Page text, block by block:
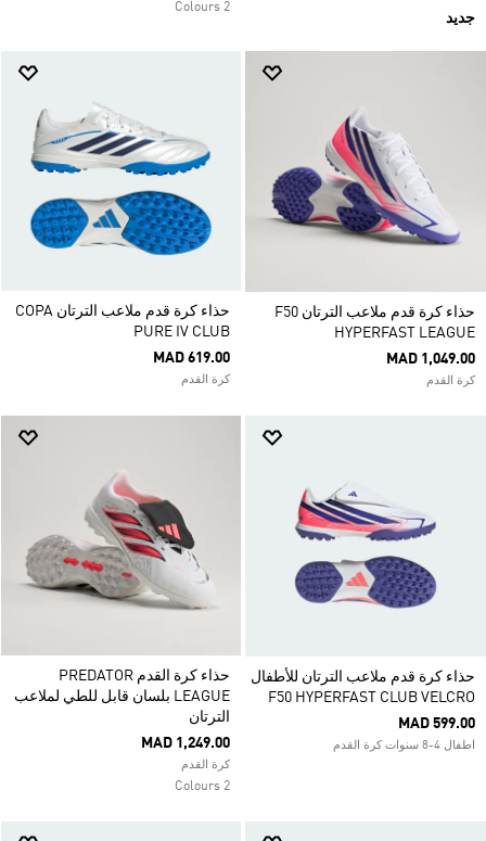
جديد
2 Colours
حذاء كرة قدم ملاعب الترتان F50
HYPERFAST LEAGUE
MAD 1,049.00
كرة القدم
حذاء كرة قدم ملاعب الترتان COPA
PURE IV CLUB
MAD 619.00
كرة القدم
حذاء كرة قدم ملاعب الترتان للأطفال
F50 HYPERFAST CLUB VELCRO
MAD 599.00
اطفال 4-8 سنوات كرة القدم
حذاء كرة القدم PREDATOR
LEAGUE بلسان قابل للطي لملاعب
الترتان
MAD 1,249.00
كرة القدم
2 Colours